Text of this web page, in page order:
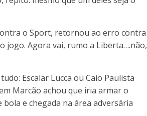
o Sport, retornou ao erro contra
jogo. Agora vai, rumo a Liberta….não,
Escalar Lucca ou Caio Paulista
Marcão achou que iria armar o
bola e chegada na área adversária